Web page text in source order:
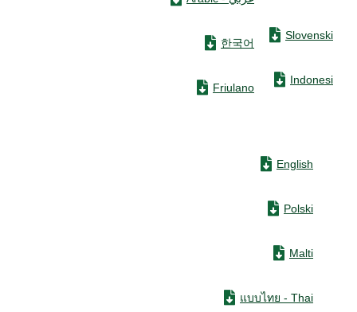
Slovenski
Indonesi
한국어
Friulano
English
Polski
Malti
แบบไทย - Thai